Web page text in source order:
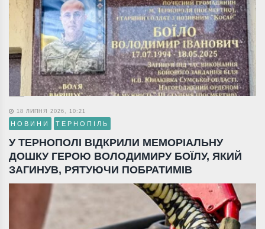
18 ЛИПНЯ 2026, 10:21
НОВИНИ ТЕРНОПІЛЬ
У ТЕРНОПОЛІ ВІДКРИЛИ МЕМОРІАЛЬНУ
ДОШКУ ГЕРОЮ ВОЛОДИМИРУ БОЇЛУ, ЯКИЙ
ЗАГИНУВ, РЯТУЮЧИ ПОБРАТИМІВ